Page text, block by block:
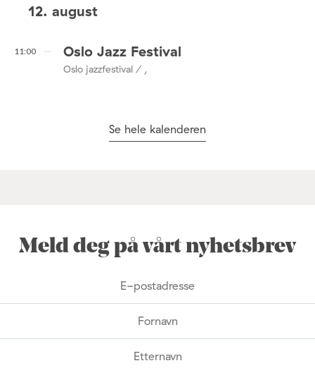
12. august
11:00 Oslo Jazz Festival
Oslo jazzfestival / ,
Se hele kalenderen
Meld deg på vårt nyhetsbrev